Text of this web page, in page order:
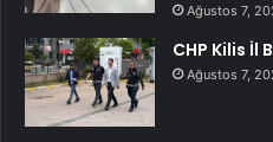
Ağustos 7,
CHP Kilis İl
Ağustos 7,